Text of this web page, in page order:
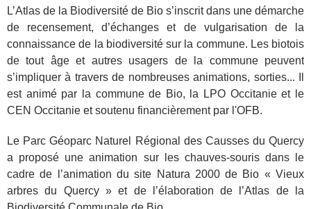
L’Atlas de la Biodiversité de Bio s’inscrit dans une démarche
de recensement, d’échanges et de vulgarisation de la
connaissance de la biodiversité sur la commune. Les biotois
de tout âge et autres usagers de la commune peuvent
s’impliquer à travers de nombreuses animations, sorties...
est animé par la commune de Bio, la LPO Occitanie et le
CEN Occitanie et soutenu financièrement par l'OFB.
Le Parc Géoparc Naturel Régional des Causses du Quercy
a proposé une animation sur les chauves-souris dans le
cadre de l’animation du site Natura 2000 de Bio « Vieux
arbres du Quercy » et de l’élaboration de l’Atlas de la